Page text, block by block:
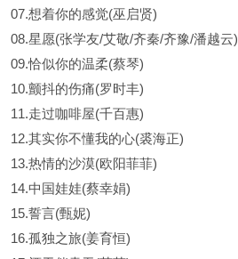
07.想着你的感觉(巫启贤)
08.星愿(张学友/艾敬/齐秦/齐豫/潘越云)
09.恰似你的温柔(蔡琴)
10.颤抖的伤痛(罗时丰)
11.走过咖啡屋(千百惠)
12.其实你不懂我的心(裘海正)
13.热情的沙漠(欧阳菲菲)
14.中国娃娃(蔡幸娟)
15.誓言(甄妮)
16.孤独之旅(姜育恒)